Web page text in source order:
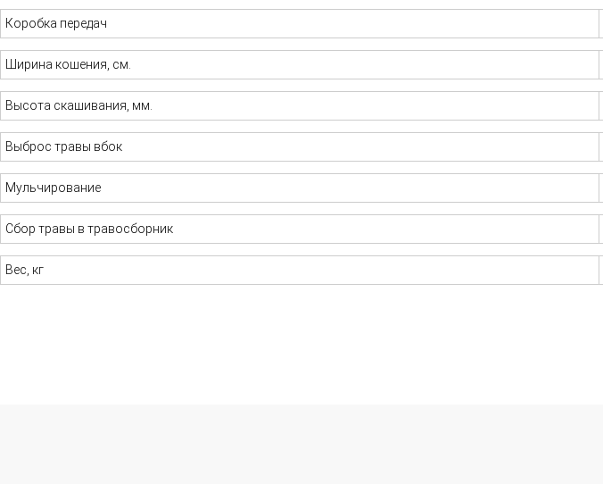
Коробка передач
Ширина кошения, см.
Высота скашивания, мм.
Выброс травы вбок
Мульчирование
Сбор травы в травосборник
Вес, кг